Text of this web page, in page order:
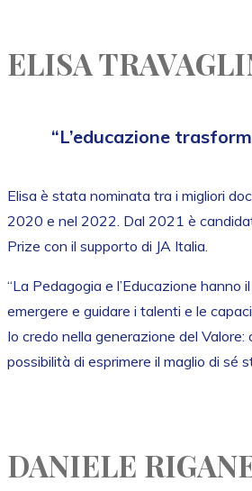
ELISA
“L’educazione
Elisa è stata nominata tra i migliori
2020 e nel 2022. Dal 2021 è
Prize con il supporto di JA Italia.
“La Pedagogia e l’Educazione hanno
emergere e guidare i talenti e le
Io credo nella generazione del Valore:
possibilità di esprimere il maglio di sé
DANIELE